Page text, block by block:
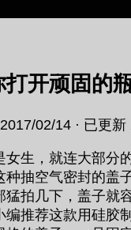
打开顽固的
2017/02/14 · 已更新
女生，就连大部分
抽空气密封的盖
猛拍几下，盖子就
编推荐这款用硅胶